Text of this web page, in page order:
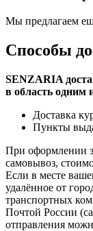
Мы предлагаем
Способы
SENZARIA
в область одним
Доставка
Пункты
При оформлении
самовывоз,
Если в месте
удалённое от
транспортных
Почтой России
отправления